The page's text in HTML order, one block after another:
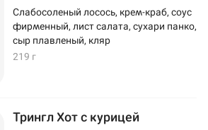
Слабосоленый лосось, крем-краб, соус
фирменный, лист салата, сухари панко,
сыр плавленый, кляр
219 г
Трингл Хот с курицей